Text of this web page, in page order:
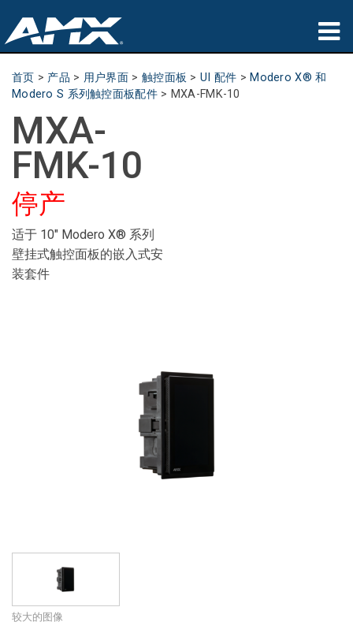
产品
Partners
哪里购买
培训
支持
首页 > 产品 > 用户界面 > 触控面板 > UI 配件 > Modero X® 和
Modero S 系列触控面板配件> MXA-FMK-10
MXA-
FMK-10
停产
适于 10" Modero X® 系列
壁挂式触控面板的嵌入式安
装套件
较大的图像